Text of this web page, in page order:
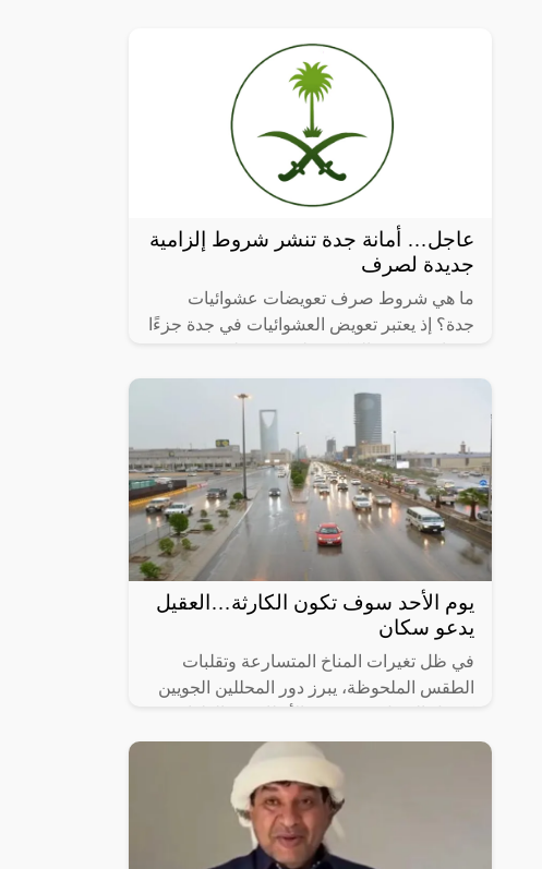
عاجل… أمانة جدة تنشر شروط إلزامية
جديدة لصرف
ما هي شروط صرف تعويضات عشوائيات
جدة؟ إذ يعتبر تعويض العشوائيات في جدة جزءًا
السكن وتطوير المدينة، ومن خلال هذا المقال
يوم الأحد سوف تكون الكارثة…العقيل
يدعو سكان
في ظل تغيرات المناخ المتسارعة وتقلبات
الطقس الملحوظة، يبرز دور المحللين الجويين
الطبيعية القادمة. حيث حذّر العقيل،